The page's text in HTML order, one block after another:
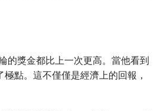
的獎金都比上一次更高。當他看到
點。這不僅僅是經濟上的回報，